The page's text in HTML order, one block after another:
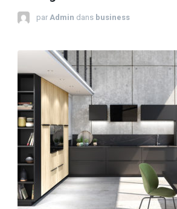
par Admin dans business